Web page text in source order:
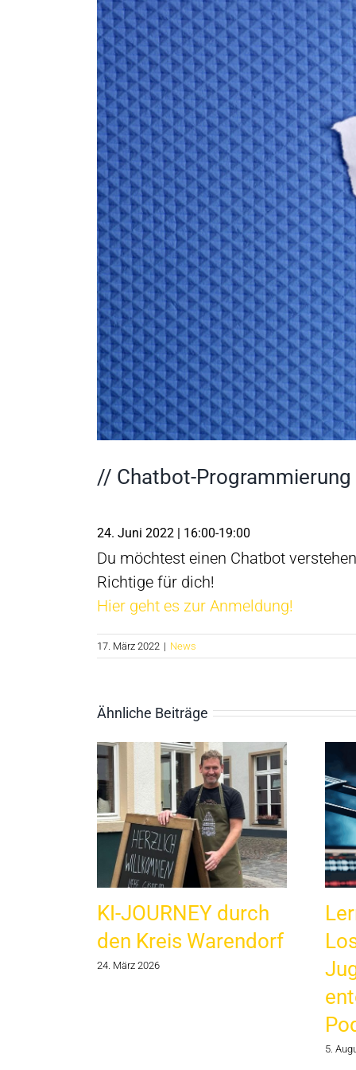
// Chatbot-
24. Juni 2022 | 16:00-19:00
Du möchtest einen Chatbot
Richtige für dich!
Hier geht es zur Anmeldung!
17. März 2022 | News
Ähnliche Beiträge
KI-JOURNEY durch
den Kreis Warendorf
24. März 2026
5.